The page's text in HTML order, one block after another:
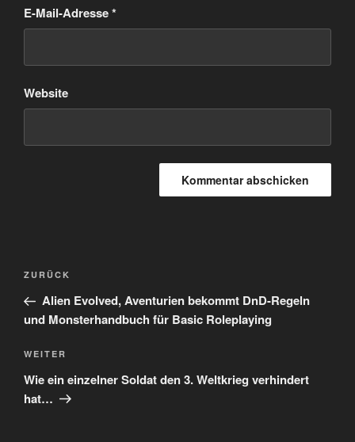
E-Mail-Adresse*
Website
Beitragsnavigation
Vorheriger
Beitrag
ZURÜCK
Alien Evolved, Aventurien bekommt DnD-Regeln
und Monsterhandbuch für Basic Roleplaying
Nächster
Beitrag
WEITER
Wie ein einzelner Soldat den 3. Weltkrieg verhindert
hat…